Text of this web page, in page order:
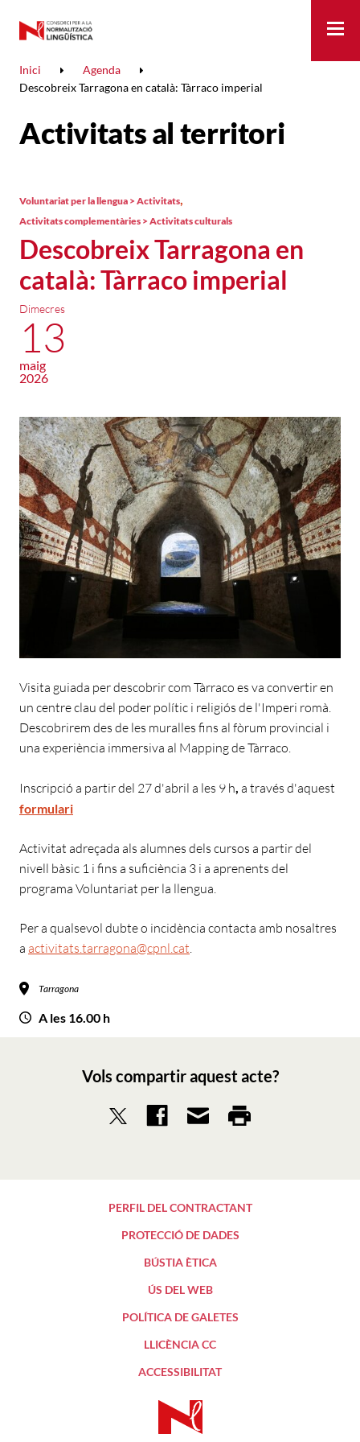
Inici
Agenda
Descobreix Tarragona en català: Tàrraco imperial
Activitats al territori
Descobreix Tarragona en
català: Tàrraco imperial
Voluntariat per la llengua > Activitats,
Activitats complementàries > Activitats culturals
Dimecres
13
maig
2026
Visita guiada per descobrir com Tàrraco es va convertir en
un centre clau del poder polític i religiós de l'Imperi romà.
Descobrirem des de les muralles fins al fòrum provincial i
una experiència immersiva al Mapping de Tàrraco.
Inscripció a partir del 27 d'abril a les 9 h, a través d'aquest
formulari
Activitat adreçada als alumnes dels cursos a partir del
nivell bàsic 1 i fins a suficiència 3 i a aprenents del
programa Voluntariat per la llengua.
Per a qualsevol dubte o incidència contacta amb nosaltres
a activitats.tarragona@cpnl.cat.
Tarragona
A les 16.00 h
Vols compartir aquest acte?
PERFIL DEL CONTRACTANT
PROTECCIÓ DE DADES
BÚSTIA ÈTICA
ÚS DEL WEB
POLÍTICA DE GALETES
LLICÈNCIA CC
ACCESSIBILITAT